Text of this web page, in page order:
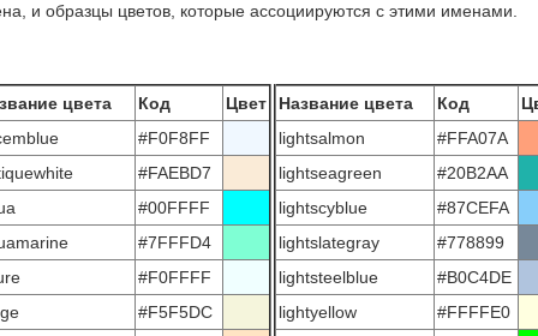
и образцы цветов, которые ассоциируются с этими именами.
цвета Код
Цвет
#F0F8FF
#FAEBD7
#00FFFF
#7FFFD4
#F0FFFF
#F5F5DC
Название цвета Код
lightsalmon
#FFA07A
lightseagreen
#20B2AA
lightscyblue
#87CEFA
lightslategray
#778899
lightsteelblue
#B0C4DE
lightyellow
#FFFFE0